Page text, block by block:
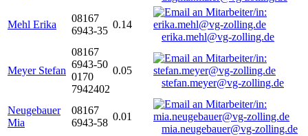
Mehl Erika
08167
6943-35
0.14
erika.mehl@vg-zolling.de
Meyer Stefan
08167
6943-50
0170
7942402
0.05
stefan.meyer@vg-zolling.de
Neugebauer
Mia
08167
6943-58
0.01
mia.neugebauer@vg-zolling.de